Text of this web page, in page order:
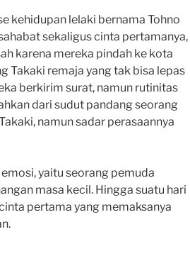
kehidupan lelaki bernama Tohno
sekaligus cinta pertamanya,
karena mereka pindah ke kota
Takaki remaja yang tak bisa lepas
berkirim surat, namun rutinitas
dari sudut pandang seorang
namun sadar perasaannya
yaitu seorang pemuda
masa kecil. Hingga suatu hari
pertama yang memaksanya